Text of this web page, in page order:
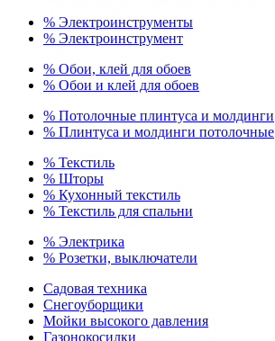
% Электроинструменты
% Электроинструмент
% Обои, клей для обоев
% Обои и клей для обоев
% Потолочные плинтуса и молдинги
% Плинтуса и молдинги потолочные
% Текстиль
% Шторы
% Кухонный текстиль
% Текстиль для спальни
% Электрика
% Розетки, выключатели
Садовая техника
Снегоуборщики
Мойки высокого давления
Газонокосилки